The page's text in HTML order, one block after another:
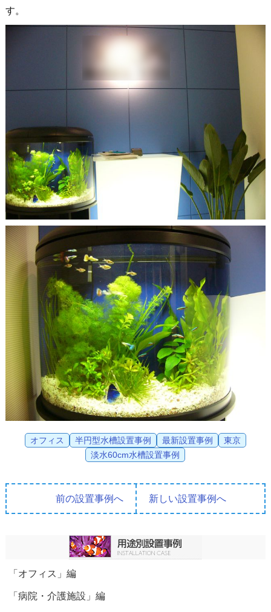
す。
オフィス 半円型水槽設置事例 最新設置事例
東京
淡水60cm水槽設置事例
前の設置事例へ 新しい設置事例へ
「オフィス」編
「病院・介護施設」編